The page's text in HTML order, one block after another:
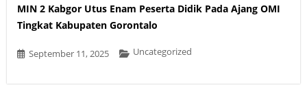
MIN 2 Kabgor Utus Enam Peserta Didik Pada Ajang OMI
Tingkat Kabupaten Gorontalo
September 11, 2025 Uncategorized